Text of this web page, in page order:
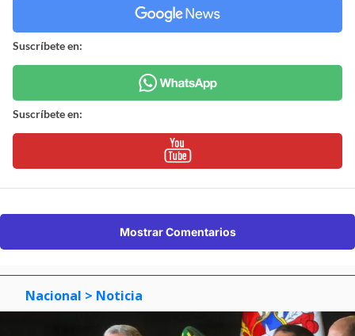
Suscríbete en:
Suscríbete en:
Mostrar Comentarios
Nacional > Noticia